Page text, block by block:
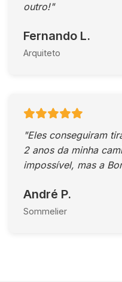
outro!"
Fernando L.
Arquiteto
"Eles conseguiram
2 anos da minha
impossível, mas a
André P.
Sommelier